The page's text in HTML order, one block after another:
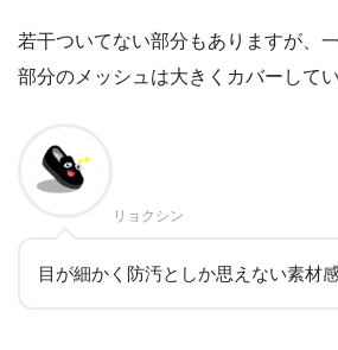
若干ついてない部分もありますが、
部分のメッシュは大きくカバーしてい
リョクシン
目が細かく防汚としか思えない素材感